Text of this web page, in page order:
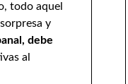
todo aquel
y
debe
al